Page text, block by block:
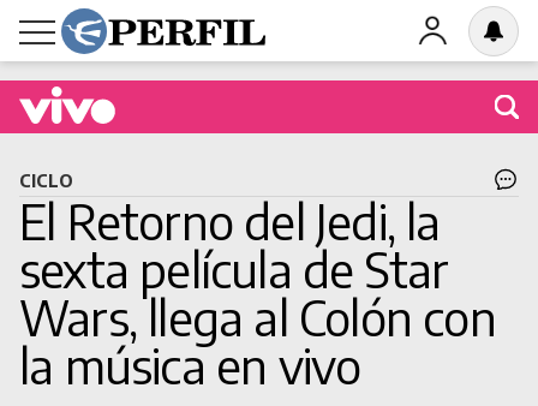
BUSCAR
CICLO
El Retorno del Jedi, la
sexta película de Star
Wars, llega al Colón con
la música en vivo